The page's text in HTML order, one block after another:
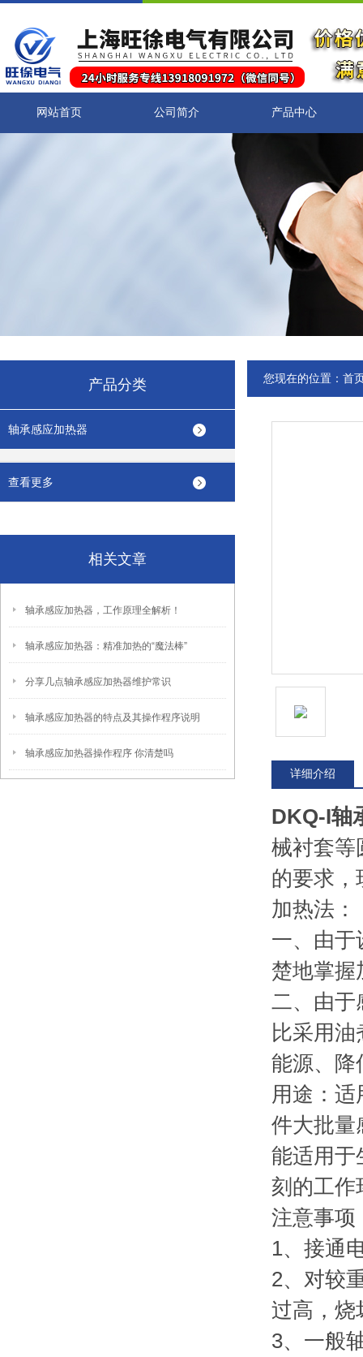
网站首页 公司简介 产品中心
产品分类
轴承感应加热器
查看更多
相关文章
轴承感应加热器，工作原理全解析！
轴承感应加热器：精准加热的“魔法棒”
分享几点轴承感应加热器维护常识
轴承感应加热器的特点及其操作程序说明
轴承感应加热器操作程序 你清楚吗
您现在的位置： 首
详细介绍
DKQ-I轴
械衬套等
的要求，
加热法：
一、由于
楚地掌握
二、由于
比采用
能源、降
用途：
件大批量
能适用于
刻的工作
注意事项
1、接通
2、对较
过高，烧
3、一般